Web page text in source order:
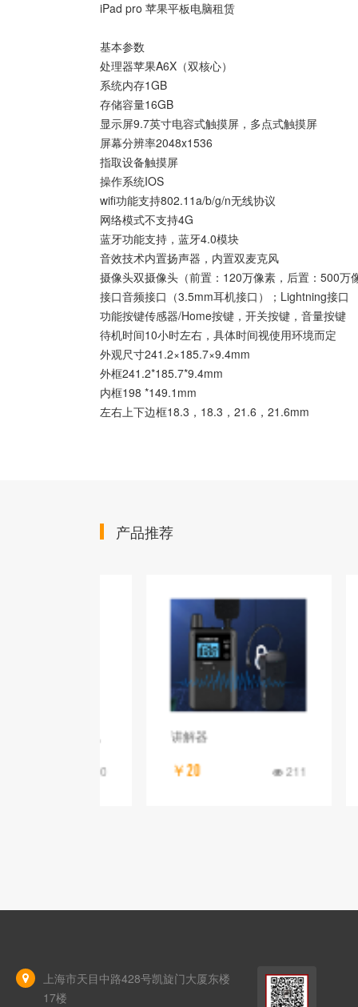
iPad pro 苹果平板电脑租赁
基本参数
处理器苹果A6X（双核心）
系统内存1GB
存储容量16GB
显示屏9.7英寸电容式触摸屏，多点式触摸屏
屏幕分辨率2048x1536
指取设备触摸屏
操作系统IOS
wifi功能支持802.11a/b/g/n无线协议
网络模式不支持4G
蓝牙功能支持，蓝牙4.0模块
音效技术内置扬声器，内置双麦克风
摄像头双摄像头（前置：120万像素，后置：500万
接口音频接口（3.5mm耳机接口）；Lightning接口
功能按键传感器/Home按键，开关按键，音量按键
待机时间10小时左右，具体时间视使用环境而定
外观尺寸241.2×185.7×9.4mm
外框241.2*185.7*9.4mm
内框198 *149.1mm
左右上下边框18.3，18.3，21.6，21.6mm
产品推荐
上海市天目中路428号凯旋门大厦东楼
17楼